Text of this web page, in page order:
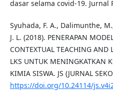
dasar selama covid-19. Jurnal
Syuhada, F. A., Dalimunthe,
J. L. (2018). PENERAPAN
CONTEXTUAL TEACHING
LKS UNTUK MENINGKATKAN
KIMIA SISWA. JS (JURNAL
https://doi.org/10.24114/